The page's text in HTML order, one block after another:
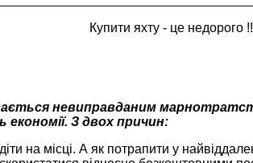
невиправданим
економії. З двох причин:
місці. А як потрапити у